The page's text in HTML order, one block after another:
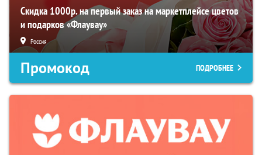
Скидка 1000р. на первый заказ на маркетплейсе цветов
и подарков «Флаувау»
Россия
Промокод ПОДРОБНЕЕ